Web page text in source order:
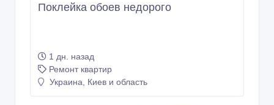
Поклейка обоев недорого
1 дн. назад
Ремонт квартир
Украина, Киев и область